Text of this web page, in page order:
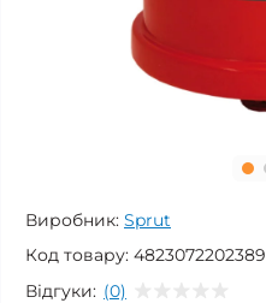
Виробник: Sprut
Код товару: 4823072202389
Відгуки: (0)